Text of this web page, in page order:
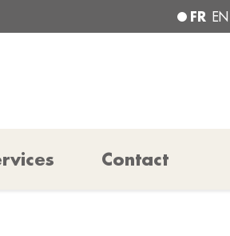
FR EN
Contact